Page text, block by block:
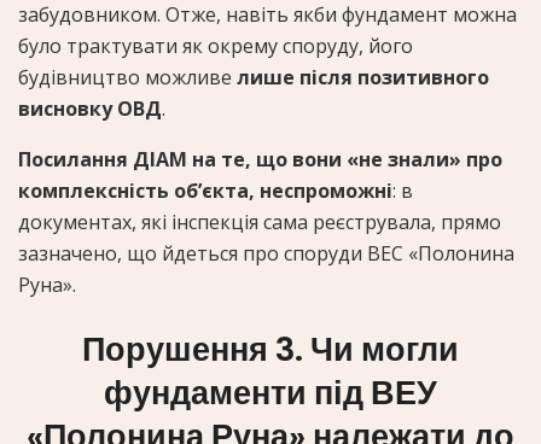
забудовником. Отже, навіть якби фундамент можна
було трактувати як окрему споруду, його
будівництво можливе лише після позитивного
висновку ОВД.
Посилання ДІАМ на те, що вони «не знали» про
комплексність об’єкта, неспроможні: в
документах, які інспекція сама реєструвала, прямо
зазначено, що йдеться про споруди ВЕС «Полонина
Руна».
Порушення 3. Чи могли
фундаменти під ВЕУ